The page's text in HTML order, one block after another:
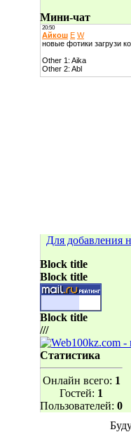
Мини-чат
Для добавления
Block title
Block title
Block title
///
Статистика
Онлайн всего: 1
Гостей: 1
Пользователей: 0